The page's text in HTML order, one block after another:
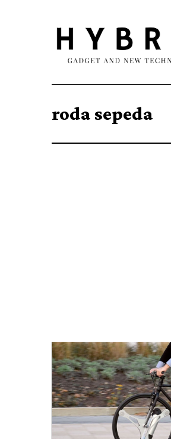
roda sepeda